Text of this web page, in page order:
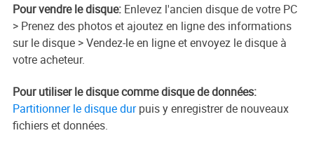
Pour vendre le disque: Enlevez l'ancien disque de votre PC
> Prenez des photos et ajoutez en ligne des informations
sur le disque > Vendez-le en ligne et envoyez le disque à
votre acheteur.
Pour utiliser le disque comme disque de données:
Partitionner le disque durpuis y enregistrer de nouveaux
fichiers et données.